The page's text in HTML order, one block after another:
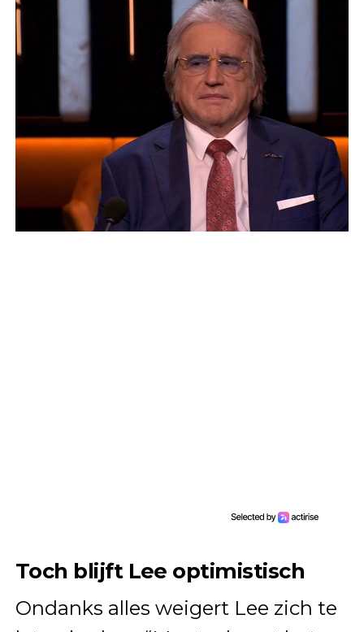
Toch blijft Lee optimistisch
Ondanks alles weigert Lee zich te